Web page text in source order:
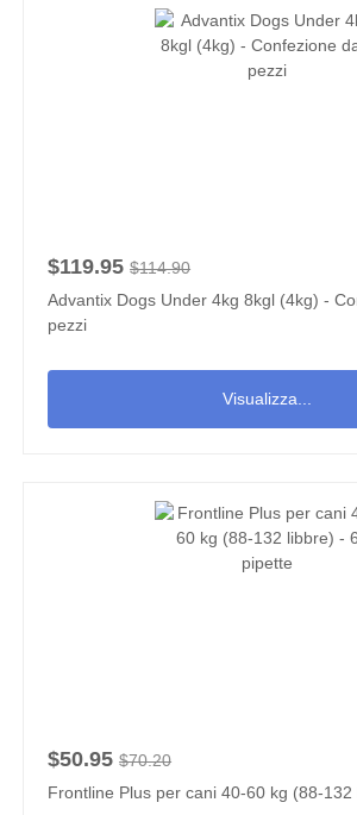
$119.95 $114.90
Advantix Dogs Under 4kg 8kgl (4kg) -
pezzi
Visualizza...
$50.95 $70.20
Frontline Plus per cani 40-60 kg (88-